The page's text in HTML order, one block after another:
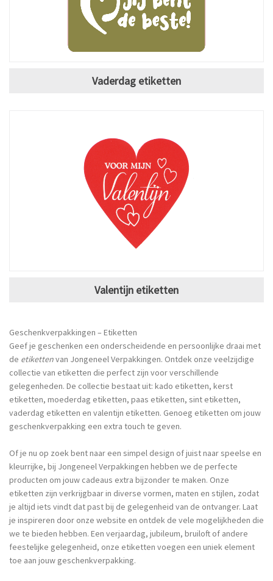
Vaderdag etiketten
Valentijn etiketten
Geschenkverpakkingen – Etiketten
Geef je geschenken een onderscheidende en persoonlijke draai met
de etikettenvan Jongeneel Verpakkingen. Ontdek onze veelzijdige
collectie van etiketten die perfect zijn voor verschillende
gelegenheden. De collectie bestaat uit: kado etiketten, kerst
etiketten, moederdag etiketten, paas etiketten, sint etiketten,
vaderdag etiketten en valentijn etiketten. Genoeg etiketten om jouw
geschenkverpakking een extra touch te geven.
Of je nu op zoek bent naar een simpel design of juist naar speelse en
kleurrijke, bij Jongeneel Verpakkingen hebben we de perfecte
producten om jouw cadeaus extra bijzonder te maken. Onze
etiketten zijn verkrijgbaar in diverse vormen, maten en stijlen, zodat
je altijd iets vindt dat past bij de gelegenheid van de ontvanger. Laat
je inspireren door onze website en ontdek de vele mogelijkheden die
we te bieden hebben. Een verjaardag, jubileum, bruiloft of andere
feestelijke gelegenheid, onze etiketten voegen een uniek element
toe aan jouw geschenkverpakking.